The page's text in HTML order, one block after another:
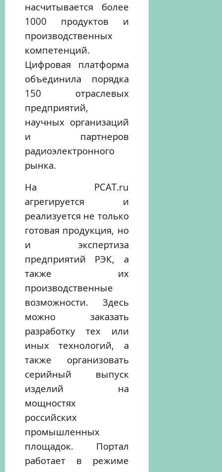
насчитывается более
1000 продуктов и
производственных
компетенций.
Цифровая платформа
объединила порядка
150 отраслевых
предприятий,
научных организаций
и партнеров
радиоэлектронного
рынка.
На PCAT.ru
агрегируется и
реализуется не только
готовая продукция, но
и экспертиза
предприятий РЭК, а
также их
производственные
возможности. Здесь
можно заказать
разработку тех или
иных технологий, а
также организовать
серийный выпуск
изделий на
мощностях
российских
промышленных
площадок. Портал
работает в режиме